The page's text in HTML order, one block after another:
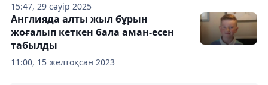
15:47, 29 сәуір 2025
11:00, 15 желтоқсан 2023
Англияда алты жыл бұрын
жоғалып кеткен бала аман-есен
табылды